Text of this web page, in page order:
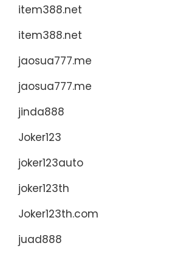
item388.net
item388.net
jaosua777.me
jaosua777.me
jinda888
Joker123
joker123auto
joker123th
Joker123th.com
juad888